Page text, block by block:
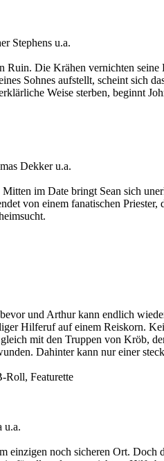
Stephens u.a.
Die Krähen vernichten
Sohnes aufstellt, scheint
Weise sterben, beginnt
Dekker u.a.
im Date bringt Sean sich
von einem fanatischen
und Arthur kann endlich
Hilferuf auf einem Reiskorn.
mit den Truppen von Kröb,
Dahinter kann nur einer
Roll, Featurette
u.a.
einzigen noch sicheren Ort.